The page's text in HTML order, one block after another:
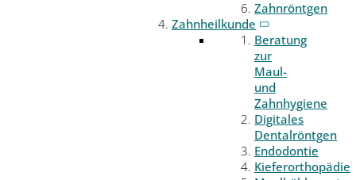
Zahnröntgen
Zahnheilkunde
Beratung
zur
Maul-
und
Zahnhygiene
Digitales
Dentalröntgen
Endodontie
Kieferorthopädie